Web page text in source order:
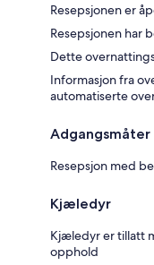
Resepsjonen er
Resepsjonen har
Dette
Informasjon fra
automatiserte
Adgangsmåter
Resepsjon med
Kjæledyr
Kjæledyr er tillatt
opphold